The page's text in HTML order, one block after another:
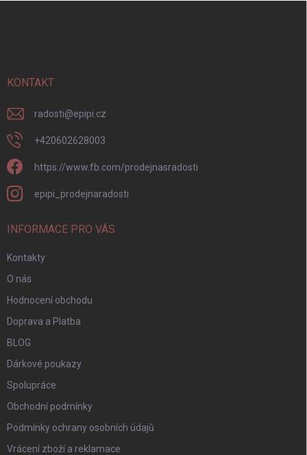
KONTAKT
radosti@epipi.cz
+420602628003
https://www.fb.com/prodejnasradosti
epipi_prodejnaradosti
INFORMACE PRO VÁS
Kontakty
O nás
Hodnocení obchodu
Doprava a Platba
BLOG
Dárkové poukazy
Spolupráce
Obchodní podmínky
Podmínky ochrany osobních údajů
Vrácení zboží a reklamace